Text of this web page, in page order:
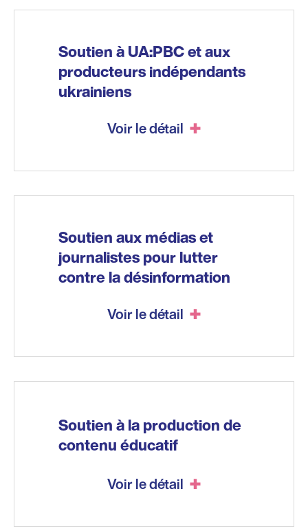
Soutien à UA:PBC et aux
producteurs indépendants
ukrainiens
Voir le détail
Soutien aux médias et
journalistes pour lutter
contre la désinformation
Voir le détail
Soutien à la production de
contenu éducatif
Voir le détail